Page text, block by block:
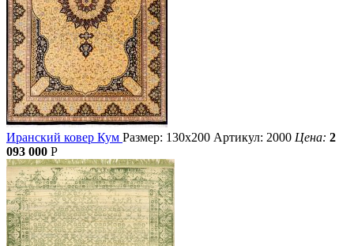
Иранский ковер Кум Размер: 130х200 Артикул: 2000 Цена: 2
093 000 Р